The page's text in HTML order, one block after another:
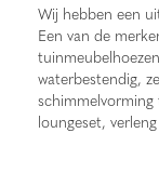
Wij hebben een
Een van de
waterbestendig,
loungeset,